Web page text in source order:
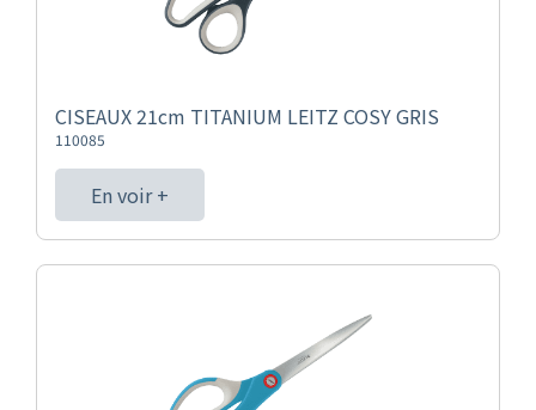
CISEAUX 21cm TITANIUM LEITZ COSY GRIS
110085
En voir +